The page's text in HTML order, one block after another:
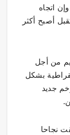
اتجاه
أصبح أكثر
من أجل
بشكل
جديد
نجاحا